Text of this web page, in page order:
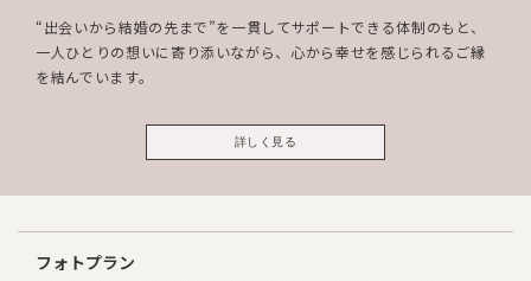
“出会いから結婚の先まで”を一貫してサポートできる体制のもと、
一人ひとりの想いに寄り添いながら、心から幸せを感じられるご縁
を結んでいます。
詳しく見る
フォトプラン